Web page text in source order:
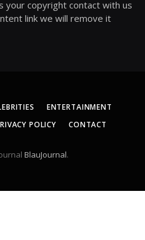
your copyright contact with us
link we will remove it
ENTERTAINMENT
POLICY CONTACT
BlauJournal.